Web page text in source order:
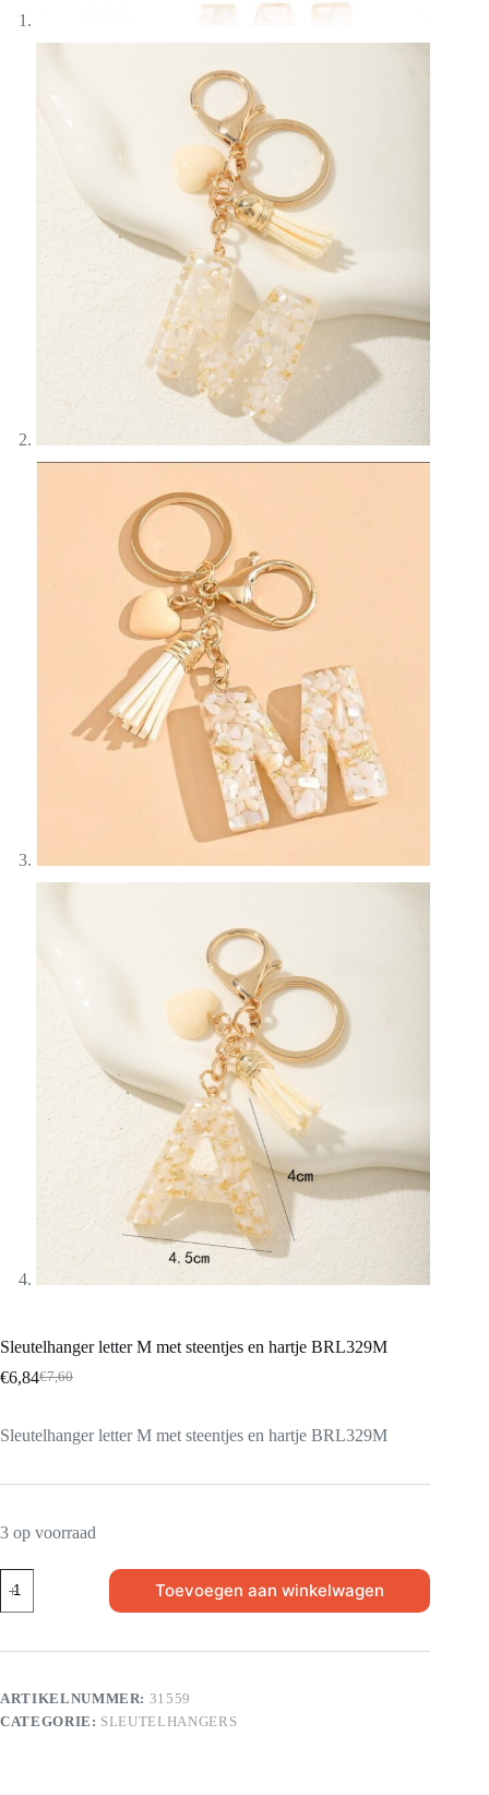
Sleutelhanger letter M met steentjes en hartje BRL329M
€7,60
€6,84
Sleutelhanger letter M met steentjes en hartje BRL329M
3 op voorraad
Toevoegen aan winkelwagen
ARTIKELNUMMER: 31559
CATEGORIE: SLEUTELHANGERS